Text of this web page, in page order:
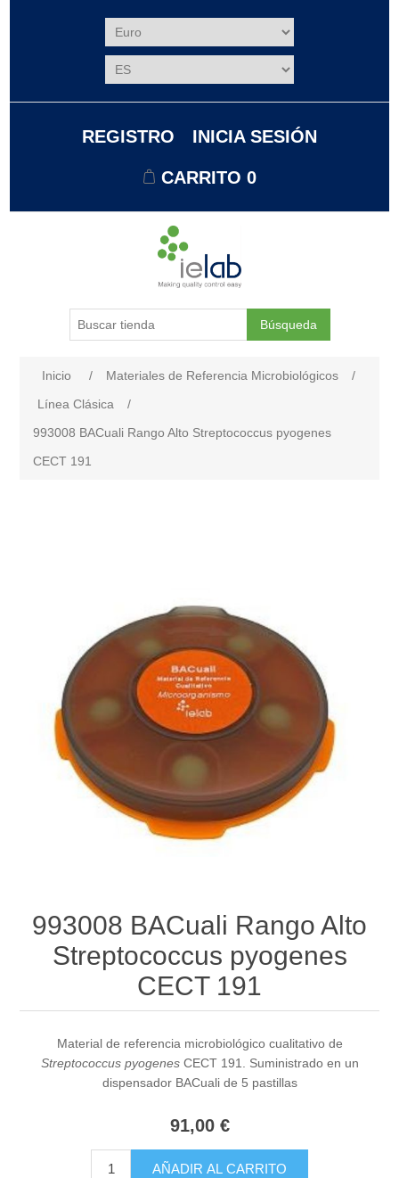
REGISTRO INICIA SESIÓN
CARRITO 0
Búsqueda
Inicio / Materiales de Referencia Microbiológicos
/
Línea Clásica
/
993008 BACuali Rango Alto Streptococcus pyogenes
CECT 191
993008 BACuali Rango Alto
Streptococcus pyogenes
CECT 191
Material de referencia microbiológico cualitativo de
Streptococcus pyogenesCECT 191. Suministrado en un
dispensador BACuali de 5 pastillas
91,00 €
AÑADIR AL CARRITO